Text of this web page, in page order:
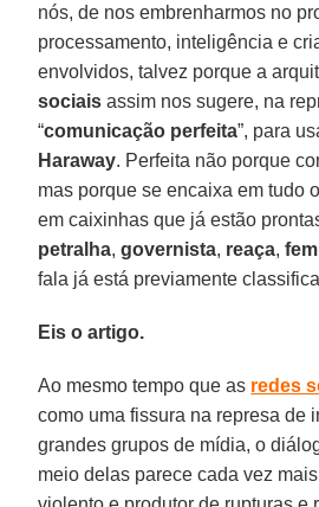
nós, de nos embrenharmos no
processamento, inteligência e
envolvidos, talvez porque a
sociais assim nos sugere, na
“comunicação perfeita”, para
Haraway. Perfeita não porque
mas porque se encaixa em tudo
em caixinhas que já estão
petralha,governista, reaça,
fala já está previamente
Eis o artigo.
Ao mesmo tempo que as redes
como uma fissura na represa de
grandes grupos de mídia, o
meio delas parece cada vez